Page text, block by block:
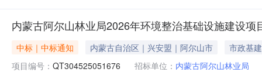
内蒙古阿尔山林业局2026年环境整治基础设施建设
中标｜中标通知 内蒙古自治区｜兴安盟｜阿尔山市
市政基建
项目编号： QT304525051676 招标单位： 内蒙古阿尔山林业局